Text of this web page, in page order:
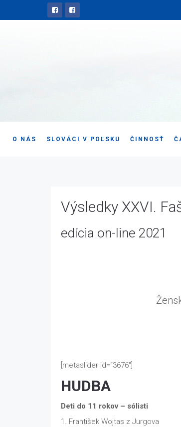
O NÁS SLOVÁCI V POĽSKU ČINNOSŤ
Výsledky XXVI.
edícia on-line 2021
[metaslider id=“3676″]
HUDBA
Deti do 11 rokov – sólisti
1. František Wojtas z Jurgova